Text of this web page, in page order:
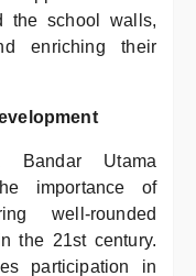
the school walls,
enriching their
Bandar Utama
importance of
well-rounded
the 21st century.
participation in